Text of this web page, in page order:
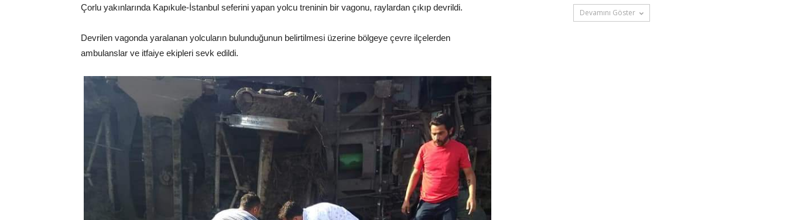
Çorlu yakınlarında Kapıkule-İstanbul seferini yapan yolcu treninin bir vagonu, raylardan çıkıp devrildi.
Devrilen vagonda yaralanan yolcuların bulunduğunun belirtilmesi üzerine bölgeye çevre ilçelerden
ambulanslar ve itfaiye ekipleri sevk edildi.
Devamını Göster